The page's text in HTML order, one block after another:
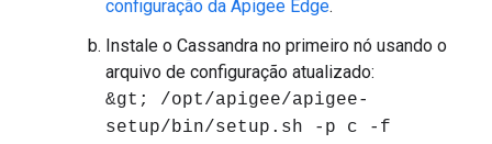
configuração da Apigee Edge.
Instale o Cassandra no primeiro nó usando o
arquivo de configuração atualizado:
&gt; /opt/apigee/apigee-
setup/bin/setup.sh -p c -f